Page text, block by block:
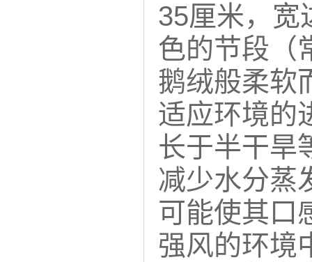
35厘米，宽
色的节段（
鹅绒般柔软
适应环境的
长于半干旱
减少水分蒸
可能使其口
强风的环境